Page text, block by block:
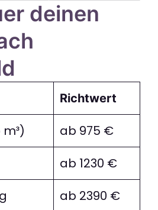
deinen
Richtwert
ab 975 €
ab 1230 €
ab 2390 €